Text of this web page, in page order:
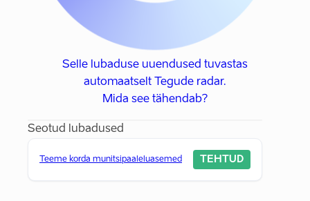
Selle lubaduse uuendused tuvastas
automaatselt Tegude radar.
Mida see tähendab?
Seotud lubadused
Teeme korda munitsipaaleluasemed TEHTUD